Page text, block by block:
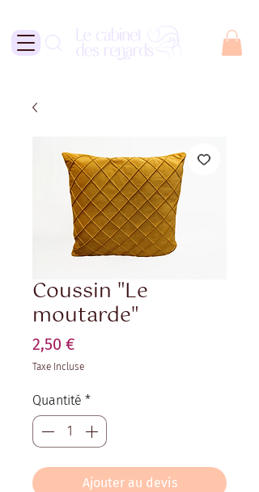
Coussin "Le
moutarde"
2,50 €
Taxe Incluse
Quantité *
Ajouter au devis